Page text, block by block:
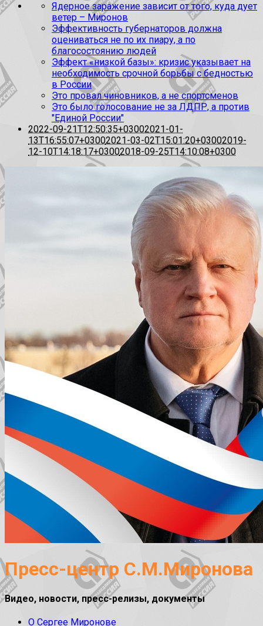
Ядерное заражение зависит от того, куда дует
ветер – Миронов
Эффективность губернаторов должна
оцениваться не по их пиару, а по
благосостоянию людей
Эффект «низкой базы»: кризис указывает на
необходимость срочной борьбы с бедностью
в России
Это провал чиновников, а не спортсменов
Это было голосование не за ЛДПР, а против
"Единой России"
2022-09-21T12:50:35+03002021-01-
13T16:55:07+03002021-03-02T15:01:20+03002019-
12-10T14:18:17+03002018-09-25T14:10:08+0300
Пресс-центр С.М.Миронова
Видео, новости, пресс-релизы, документы
О Сергее Миронове